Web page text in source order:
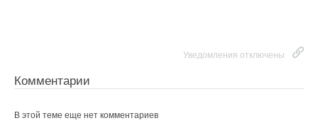
Уведомления отключены
Комментарии
В этой теме еще нет комментариев